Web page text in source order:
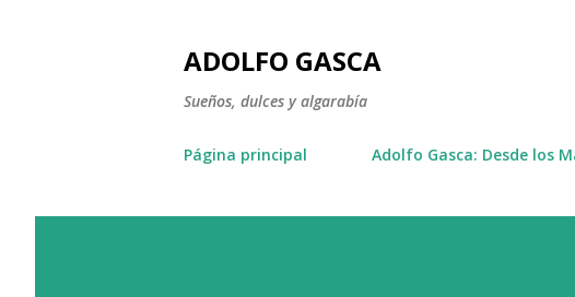
ADOLFO GASCA
Sueños, dulces y algarabía
Página principal Adolfo Gasca: Desde los